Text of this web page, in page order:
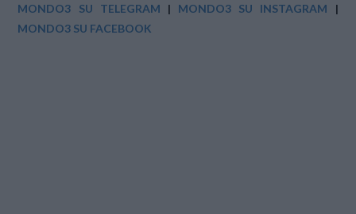
MONDO3 SU TELEGRAM | MONDO3 SU INSTAGRAM |
MONDO3 SU FACEBOOK